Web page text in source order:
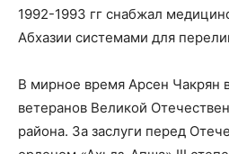
1992-1993 гг снабжал
Абхазии системами для
В мирное время Арсен Чакрян
ветеранов Великой
района. За заслуги перед